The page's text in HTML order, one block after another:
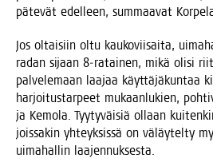
päte­vät edel­leen, sum­maa­vat
Jos oltai­siin oltu kau­ko­vii­sai­ta,
radan sijaan 8‑ratainen, mikä oli­si
pal­ve­le­maan laa­jaa käyt­tä­jä­kun­taa
har­joi­tus­tar­peet mukaan­lu­kien,
ja Kemo­la. Tyy­ty­väi­siä ollaan
jois­sa­kin yhteyk­sis­sä on väläy­tel­ty
uima­hal­lin laajennuksesta.